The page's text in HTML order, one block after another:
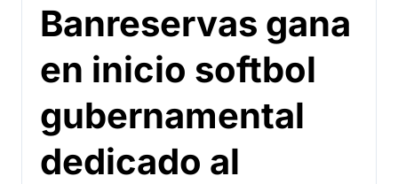
Banreservas gana
en inicio softbol
gubernamental
dedicado al